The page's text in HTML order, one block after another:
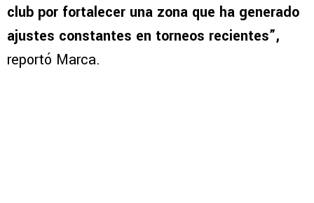
club por fortalecer una zona que ha generado
ajustes constantes en torneos recientes”,
reportó Marca.